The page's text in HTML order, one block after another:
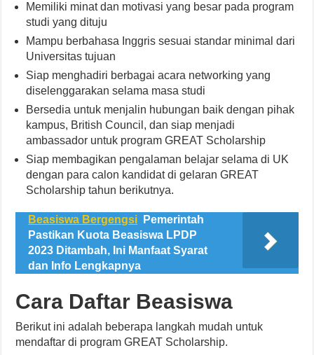
Memiliki minat dan motivasi yang besar pada program
studi yang dituju
Mampu berbahasa Inggris sesuai standar minimal dari
Universitas tujuan
Siap menghadiri berbagai acara networking yang
diselenggarakan selama masa studi
Bersedia untuk menjalin hubungan baik dengan pihak
kampus, British Council, dan siap menjadi
ambassador untuk program GREAT Scholarship
Siap membagikan pengalaman belajar selama di UK
dengan para calon kandidat di gelaran GREAT
Scholarship tahun berikutnya.
Beasiswa Bergengsi
Pemerintah
Pastikan Kuota Beasiswa LPDP
2023 Ditambah, Ini Manfaat Syarat
dan Info Lengkapnya
Cara Daftar Beasiswa
Berikut ini adalah beberapa langkah mudah untuk
mendaftar di program GREAT Scholarship.